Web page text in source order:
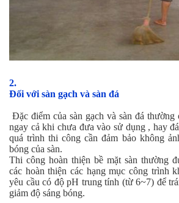
2.
Đối với sàn gạch và sàn đá
Đặc điểm của sàn gạch và sàn đá
ngay cả khi chưa đưa vào sử dụng , hay
quá trình thi công cần đảm bảo không
bóng của sàn.
Thi công hoàn thiện bề mặt sàn thường
các hoàn thiện các hạng mục công trình
yêu cầu có độ pH trung tính (từ 6~7) để
giảm độ sáng bóng.